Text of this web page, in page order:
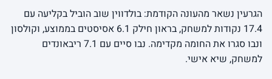
הגרעין נשאר מהעונה הקודמת: בולדווין שוב הוביל בקליעה עם
17.4 נקודות למשחק, בראון חילק 6.1 אסיסטים בממוצע, וקולסון
ונבו סגרו את החומה מקדימה. נבו סיים עם 7.1 ריבאונדים
למשחק, שיא אישי.